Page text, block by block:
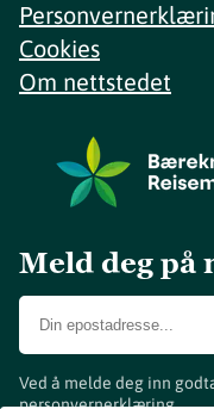
Cookies
Om nettstedet
Meld deg på
Ved å melde deg inn
personvernerklæring.